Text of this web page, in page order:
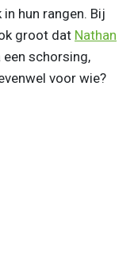
hun rangen. Bij
groot dat Nathan
schorsing,
voor wie?